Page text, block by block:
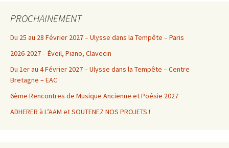
PROCHAINEMENT
Du 25 au 28 Février 2027 – Ulysse dans la Tempête – Paris
2026-2027 – Éveil, Piano, Clavecin
Du 1er au 4 Février 2027 – Ulysse dans la Tempête – Centre
Bretagne – EAC
6ème Rencontres de Musique Ancienne et Poésie 2027
ADHERER à L’AAM et SOUTENEZ NOS PROJETS !